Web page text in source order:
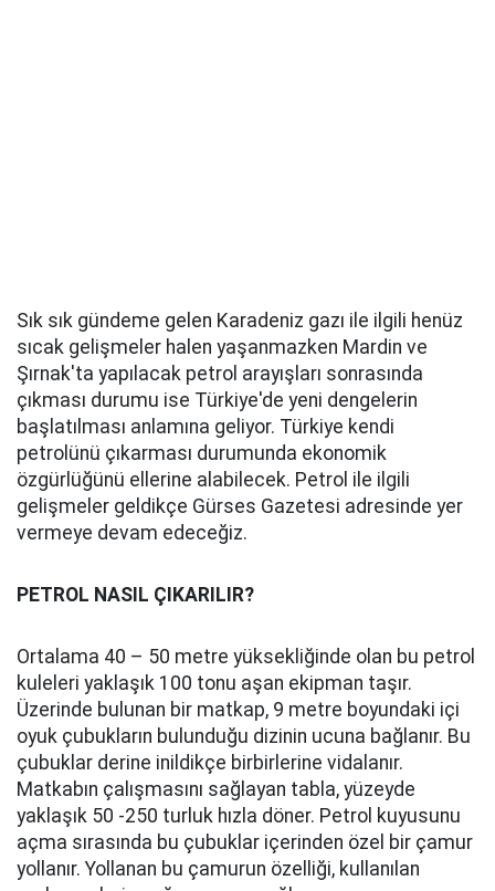
Sık sık gündeme gelen Karadeniz gazı ile ilgili henüz
sıcak gelişmeler halen yaşanmazken Mardin ve
Şırnak'ta yapılacak petrol arayışları sonrasında
çıkması durumu ise Türkiye'de yeni dengelerin
başlatılması anlamına geliyor. Türkiye kendi
petrolünü çıkarması durumunda ekonomik
özgürlüğünü ellerine alabilecek. Petrol ile ilgili
gelişmeler geldikçe Gürses Gazetesi adresinde yer
vermeye devam edeceğiz.
PETROL NASIL ÇIKARILIR?
Ortalama 40 – 50 metre yüksekliğinde olan bu petrol
kuleleri yaklaşık 100 tonu aşan ekipman taşır.
Üzerinde bulunan bir matkap, 9 metre boyundaki içi
oyuk çubukların bulunduğu dizinin ucuna bağlanır. Bu
çubuklar derine inildikçe birbirlerine vidalanır.
Matkabın çalışmasını sağlayan tabla, yüzeyde
yaklaşık 50 -250 turluk hızla döner. Petrol kuyusunu
açma sırasında bu çubuklar içerinden özel bir çamur
yollanır. Yollanan bu çamurun özelliği, kullanılan